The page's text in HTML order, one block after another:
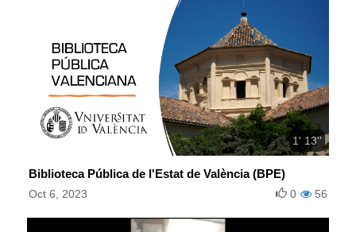
1' 13''
Biblioteca Pública de l'Estat de València (BPE)
Oct 6, 2023 56
0